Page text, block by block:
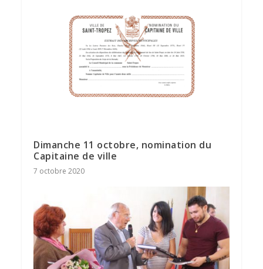
Dimanche 11 octobre, nomination du
Capitaine de ville
7 octobre 2020